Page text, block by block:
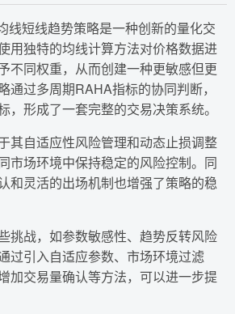
线短线趋势策略是一种创新的量化交
用独特的均线计算方法对价格数据进
不同权重，从而创建一种更敏感但更
通过多周期RAHA指标的协同判断，
，形成了一套完整的交易决策系统。
其自适应性风险管理和动态止损调整
市场环境中保持稳定的风险控制。同
和灵活的出场机制也增强了策略的稳
挑战，如参数敏感性、趋势反转风险
过引入自适应参数、市场环境过滤
加交易量确认等方法，可以进一步提